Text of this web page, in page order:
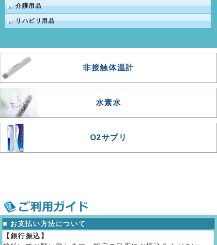
介護用品
リハビリ用品
非接触体温計
水素水
O2サプリ
■ お支払い方法について
【銀行振込】